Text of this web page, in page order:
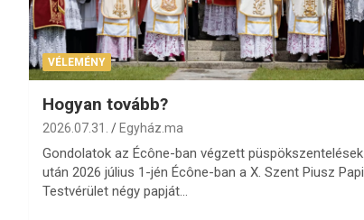
VÉLEMÉNY
Hogyan tovább?
2026.07.31. Egyház.ma
Gondolatok az Écône-ban végzett püspökszentelések
után 2026 július 1-jén Écône-ban a X. Szent Piusz Papi
Testvérület négy papját…